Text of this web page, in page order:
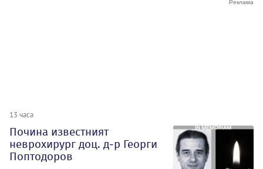
13 часа
Почина известният
неврохирург доц. д-р Георги
Поптодоров